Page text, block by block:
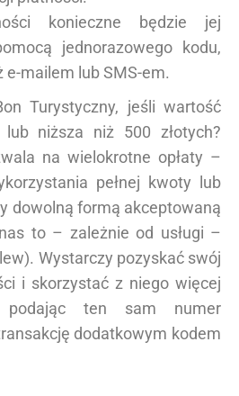
konieczne będzie jej
jednorazowego kodu,
e-mailem lub SMS-em.
Turystyczny, jeśli wartość
niższa niż 500 złotych?
na wielokrotne opłaty –
pełnej kwoty lub
dowolną formą akceptowaną
to – zależnie od usługi –
Wystarczy pozyskać swój
i skorzystać z niego więcej
ten sam numer
dodatkowym kodem